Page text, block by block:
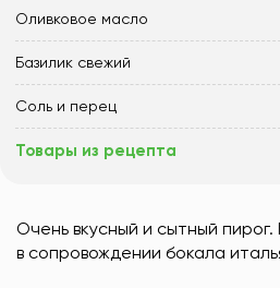
Очень вкусный и сытный
в сопровождении бокала
Оливковое масло
Базилик свежий
Соль и перец
Товары из рецепта